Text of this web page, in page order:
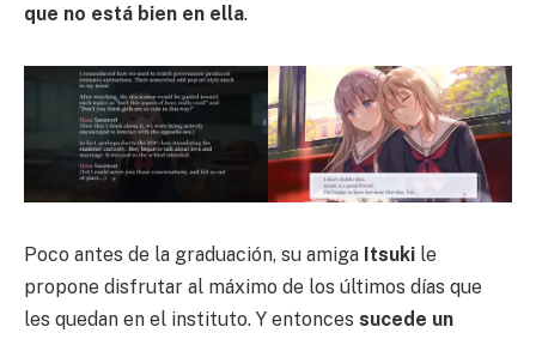
que no está bien en ella.
Poco antes de la graduación, su amiga Itsuki le
propone disfrutar al máximo de los últimos días que
les quedan en el instituto. Y entonces sucede un